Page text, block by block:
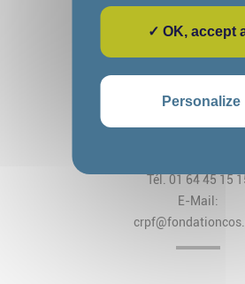
Fondation Alexandre
Cos CRPF Nanteau
Tél. 01 64 45 15
E-Mail:
✓ OK, accept
Personalize